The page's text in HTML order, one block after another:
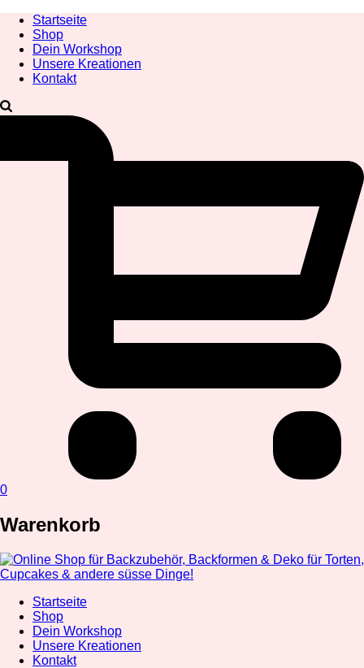
Startseite
Shop
Dein Workshop
Unsere Kreationen
Kontakt
0
Warenkorb
Startseite
Shop
Dein Workshop
Unsere Kreationen
Kontakt